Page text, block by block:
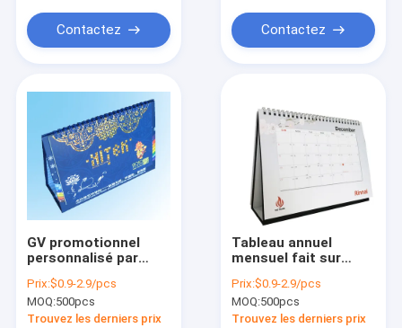
Contactez Contactez
GV promotionnel
personnalisé par
calendriers de bureau
de nouvelle année
24×18cm
Prix:$0.9-2.9/pcs
MOQ:500pcs
Trouvez les derniers prix
Tableau annuel
mensuel fait sur
imprimant le
calendrier de bureau
200gsm
Prix:$0.9-2.9/pcs
MOQ:500pcs
Trouvez les derniers prix